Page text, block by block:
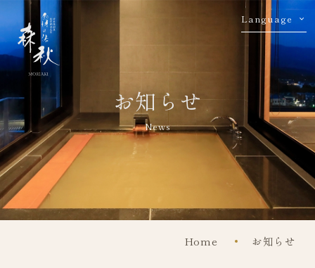
Language
お知らせ
News
Home お知らせ